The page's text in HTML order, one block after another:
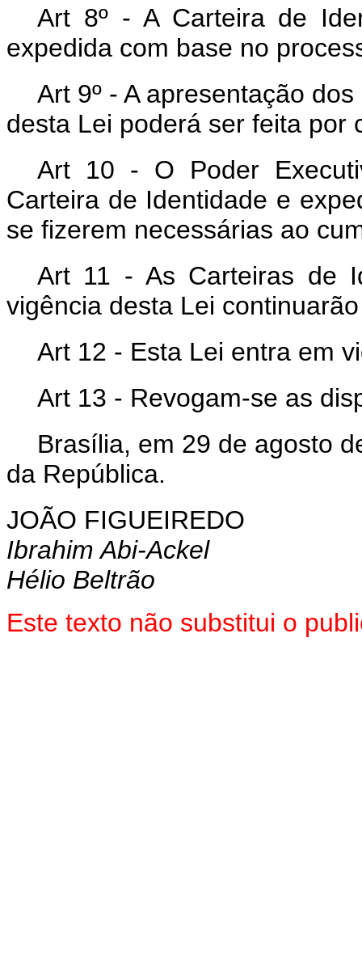
Art 8º - A Carteira de
expedida com base no
Art 9º - A apresentação
desta Lei poderá ser feita por
Art 10 - O Poder
Carteira de Identidade e
se fizerem necessárias ao
Art 11 - As Carteiras de
vigência desta Lei
Art 12 - Esta Lei entra em
Art 13 - Revogam-se as
Brasília, em 29 de agosto
da República.
JOÃO FIGUEIREDO
Ibrahim Abi-Ackel
Hélio Beltrão
Este texto não substitui o